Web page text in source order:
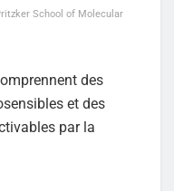
School of Molecular
des
et des
par la